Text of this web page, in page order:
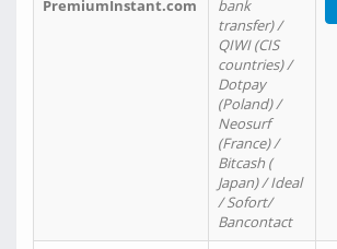
PremiumInstant.com
bank
transfer) /
QIWI (CIS
countries) /
Dotpay
(Poland) /
Neosurf
(France) /
Bitcash (
Japan) / Ideal
/ Sofort/
Bancontact